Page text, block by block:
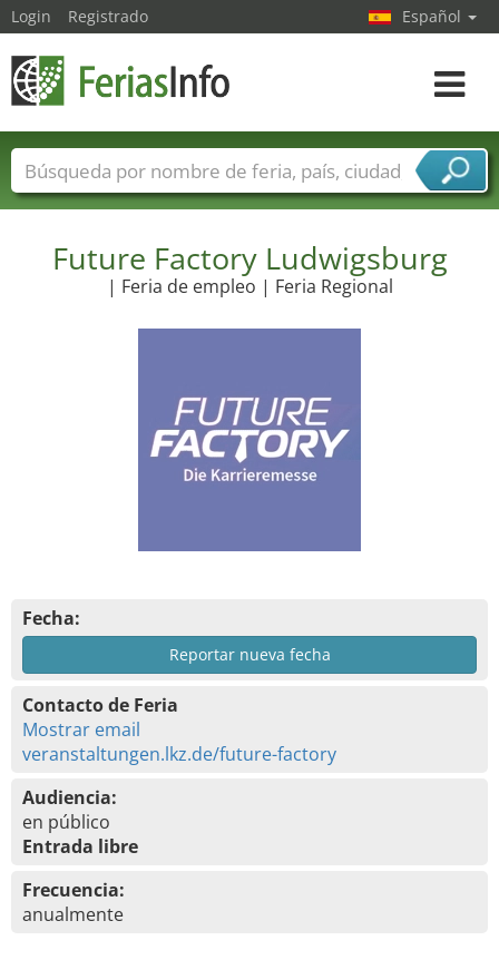
Future Factory Ludwigsburg
| Feria de empleo | Feria Regional
Fecha:
Reportar nueva fecha
Contacto de Feria
Mostrar email
veranstaltungen.lkz.de/future-factory
Audiencia:
en público
Entrada libre
Frecuencia:
anualmente
Login Registrado Español
toggle
Nombres de ferias Países
Ciudades
Sectores de proveedor de servicios